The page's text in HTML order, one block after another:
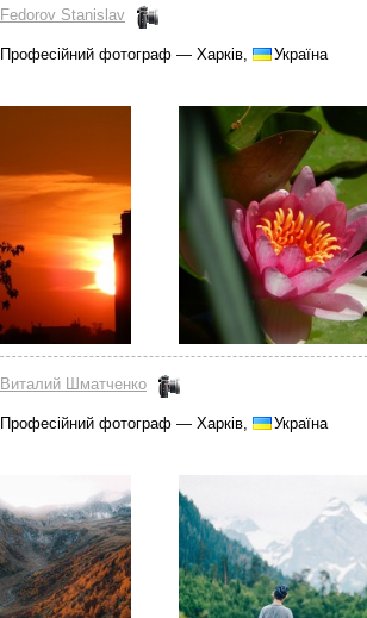
Fedorov Stanislav
Професійний фотограф — Харків, Україна
Виталий Шматченко
Професійний фотограф — Харків, Україна